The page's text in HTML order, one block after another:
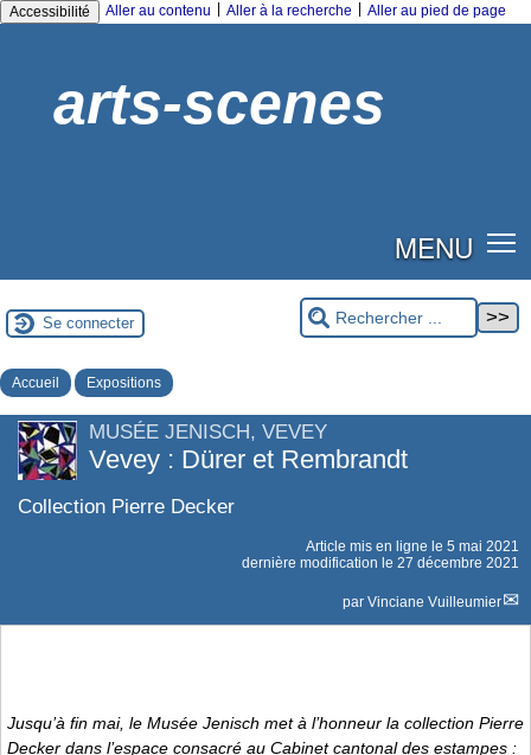
Accessibilité Aller au contenu Aller à la recherche Aller au pied de page
arts-scenes
MENU
Se connecter
Accueil Expositions
MUSÉE JENISCH, VEVEY
Vevey : Dürer et Rembrandt
Collection Pierre Decker
Article mis en ligne le 5 mai 2021
dernière modification le 27 décembre 2021
par Vinciane Vuilleumier
Jusqu’à fin mai, le Musée Jenisch met à l’honneur la collection Pierre
Decker dans l’espace consacré au Cabinet cantonal des estampes :